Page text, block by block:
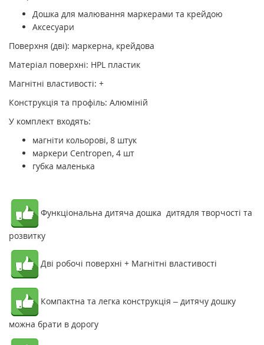
Дошка для малювання маркерами та крейдою
Аксесуари
Поверхня (дві): маркерна, крейдова
Матеріал поверхні: HPL пластик
Магнітні властивості: +
Конструкція та профіль: Алюміній
У комплект входять:
магніти кольорові, 8 штук
маркери Centropen, 4 шт
губка маленька
Функціональна дитяча дошка дитядля творчості та
розвитку
Дві робочі поверхні + Магнітні властивості
Компактна та легка конструкція – дитячу дошку
можна брати в дорогу